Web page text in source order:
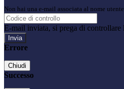
Non hai una e-mail associata al nome
E-mail inviata, si prega di controllare
Errore
Chiudi
Successo